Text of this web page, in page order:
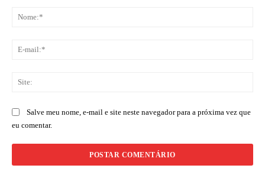
Salve meu nome, e-mail e site neste navegador para a próxima vez que
eu comentar.